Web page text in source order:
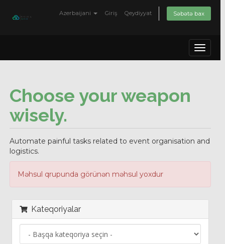
Azerbaijani Giriş Qeydiyyat Səbətə bax
Toggle
Choose your weapon
wisely.
Automate painful tasks related to event organisation and
logistics.
Məhsul qrupunda görünən məhsul yoxdur
Kateqoriyalar